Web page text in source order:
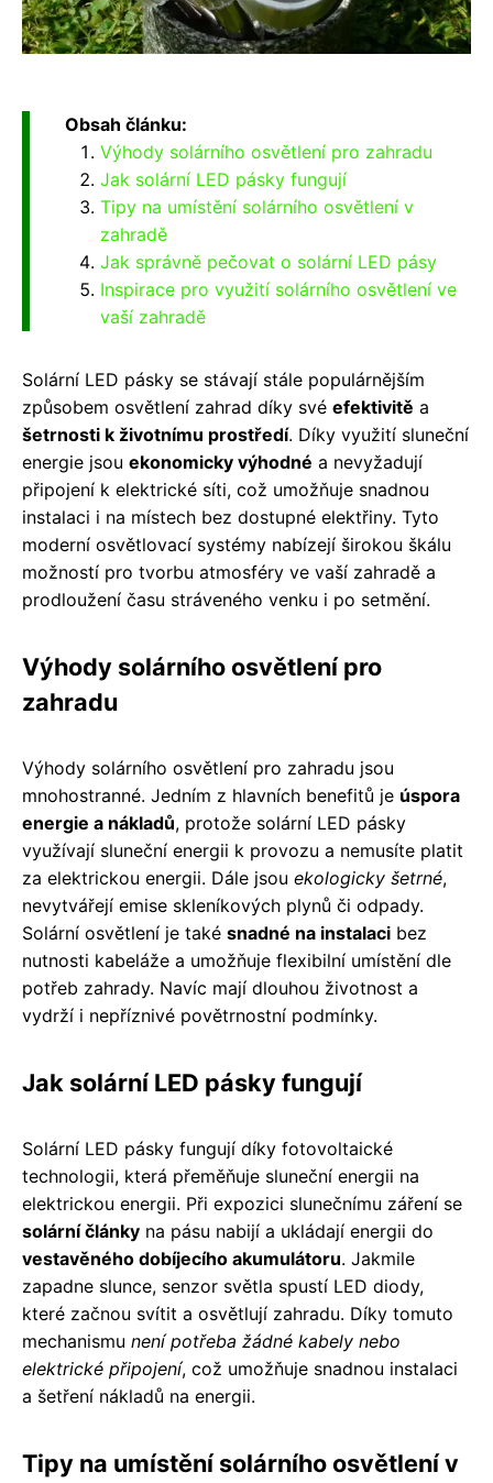
Obsah článku:
Výhody solárního osvětlení pro zahradu
Jak solární LED pásky fungují
Tipy na umístění solárního osvětlení v
zahradě
Jak správně pečovat o solární LED pásy
Inspirace pro využití solárního osvětlení ve
vaší zahradě
Solární LED pásky se stávají stále populárnějším
způsobem osvětlení zahrad díky své efektivitě a
šetrnosti k životnímu prostředí. Díky využití sluneční
energie jsou ekonomicky výhodné a nevyžadují
připojení k elektrické síti, což umožňuje snadnou
instalaci i na místech bez dostupné elektřiny. Tyto
moderní osvětlovací systémy nabízejí širokou škálu
možností pro tvorbu atmosféry ve vaší zahradě a
prodloužení času stráveného venku i po setmění.
Výhody solárního osvětlení pro
zahradu
Výhody solárního osvětlení pro zahradu jsou
mnohostranné. Jedním z hlavních benefitů je úspora
energie a nákladů, protože solární LED pásky
využívají sluneční energii k provozu a nemusíte platit
za elektrickou energii. Dále jsou ekologicky šetrné,
nevytvářejí emise skleníkových plynů či odpady.
Solární osvětlení je také snadné na instalaci bez
nutnosti kabeláže a umožňuje flexibilní umístění dle
potřeb zahrady. Navíc mají dlouhou životnost a
vydrží i nepříznivé povětrnostní podmínky.
Jak solární LED pásky fungují
Solární LED pásky fungují díky fotovoltaické
technologii, která přeměňuje sluneční energii na
elektrickou energii. Při expozici slunečnímu záření se
solární články na pásu nabijí a ukládají energii do
vestavěného dobíjecího akumulátoru. Jakmile
zapadne slunce, senzor světla spustí LED diody,
které začnou svítit a osvětlují zahradu. Díky tomuto
mechanismu není potřeba žádné kabely nebo
elektrické připojení, což umožňuje snadnou instalaci
a šetření nákladů na energii.
Tipy na umístění solárního osvětlení v